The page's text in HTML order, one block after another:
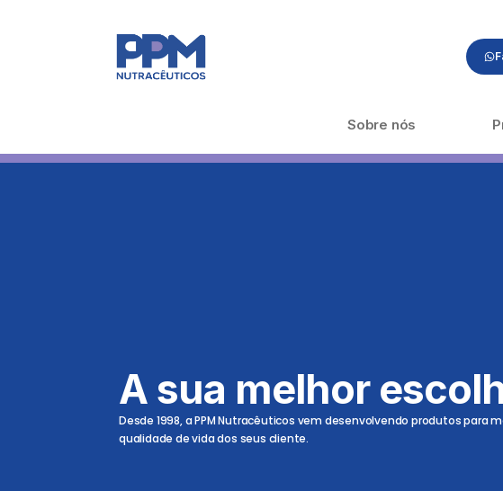
Sobre nós
A sua melhor
Desde 1998, a PPM Nutracêuticos vem desenvolvendo produtos para
qualidade de vida dos seus cliente.